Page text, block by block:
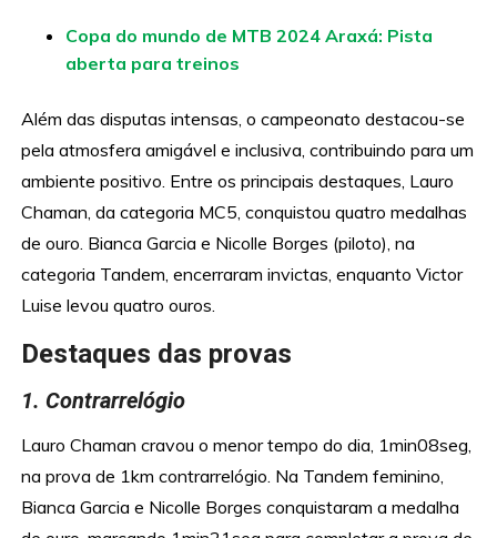
Copa do mundo de MTB 2024 Araxá: Pista
aberta para treinos
Além das disputas intensas, o campeonato destacou-se
pela atmosfera amigável e inclusiva, contribuindo para um
ambiente positivo. Entre os principais destaques, Lauro
Chaman, da categoria MC5, conquistou quatro medalhas
de ouro. Bianca Garcia e Nicolle Borges (piloto), na
categoria Tandem, encerraram invictas, enquanto Victor
Luise levou quatro ouros.
Destaques das provas
1. Contrarrelógio
Lauro Chaman cravou o menor tempo do dia, 1min08seg,
na prova de 1km contrarrelógio. Na Tandem feminino,
Bianca Garcia e Nicolle Borges conquistaram a medalha